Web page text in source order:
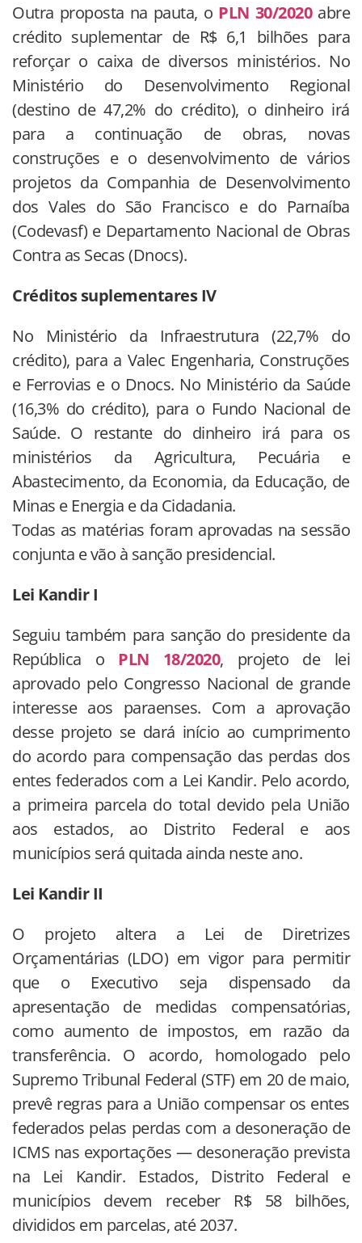
Outra proposta na pauta, o PLN 30/2020abre
crédito suplementar de R$ 6,1 bilhões para
reforçar o caixa de diversos ministérios. No
Ministério do Desenvolvimento Regional
(destino de 47,2% do crédito), o dinheiro irá
para a continuação de obras, novas
construções e o desenvolvimento de vários
projetos da Companhia de Desenvolvimento
dos Vales do São Francisco e do Parnaíba
(Codevasf) e Departamento Nacional de Obras
Contra as Secas (Dnocs).
Créditos suplementares IV
No Ministério da Infraestrutura (22,7% do
crédito), para a Valec Engenharia, Construções
e Ferrovias e o Dnocs. No Ministério da Saúde
(16,3% do crédito), para o Fundo Nacional de
Saúde. O restante do dinheiro irá para os
ministérios da Agricultura, Pecuária e
Abastecimento, da Economia, da Educação, de
Minas e Energia e da Cidadania.
Todas as matérias foram aprovadas na sessão
conjunta e vão à sanção presidencial.
Lei Kandir I
Seguiu também para sanção do presidente da
República o PLN 18/2020, projeto de lei
aprovado pelo Congresso Nacional de grande
interesse aos paraenses. Com a aprovação
desse projeto se dará início ao cumprimento
do acordo para compensação das perdas dos
entes federados com a Lei Kandir. Pelo acordo,
a primeira parcela do total devido pela União
aos estados, ao Distrito Federal e aos
municípios será quitada ainda neste ano.
Lei Kandir II
O projeto altera a Lei de Diretrizes
Orçamentárias (LDO) em vigor para permitir
que o Executivo seja dispensado da
apresentação de medidas compensatórias,
como aumento de impostos, em razão da
transferência. O acordo, homologado pelo
Supremo Tribunal Federal (STF) em 20 de maio,
prevê regras para a União compensar os entes
federados pelas perdas com a desoneração de
ICMS nas exportações — desoneração prevista
na Lei Kandir. Estados, Distrito Federal e
municípios devem receber R$ 58 bilhões,
divididos em parcelas, até 2037.